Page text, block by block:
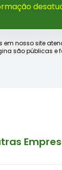
nosso site
são públicas e